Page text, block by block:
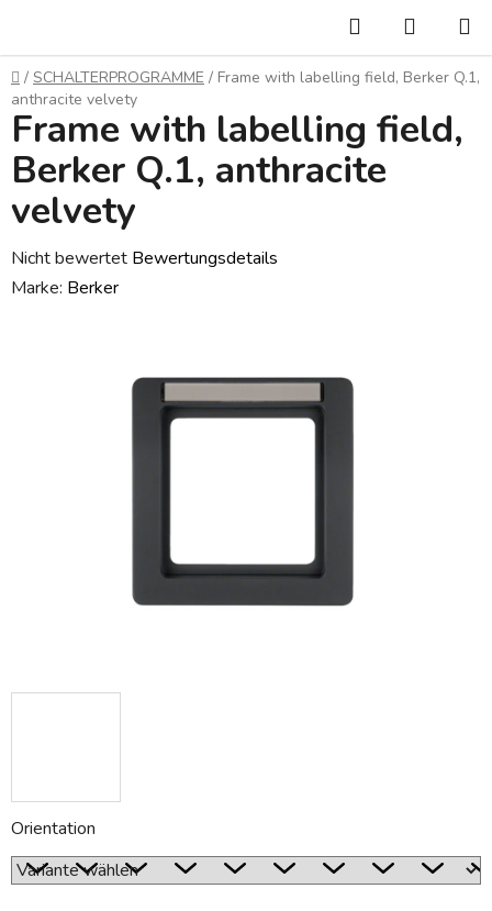
springen
Suchen
Startseite
/ SCHALTERPROGRAMME / Frame with labelling field, Berker Q.1,
anthracite velvety
Orientation
Frame with labelling field,
Berker Q.1, anthracite
velvety
Die
durchschnittliche
Nicht bewertet Bewertungsdetails
Marke: Berker